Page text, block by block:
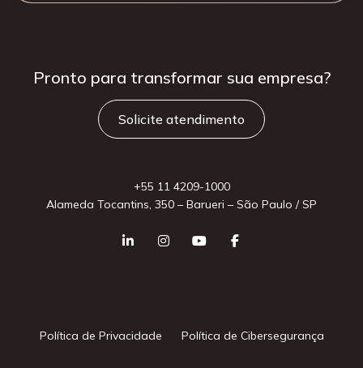
Pronto para transformar sua empresa?
Solicite atendimento
+55 11 4209-1000
Alameda Tocantins, 350 – Barueri – São Paulo / SP
Política de Privacidade Política de Cibersegurança